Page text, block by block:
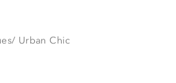
Urban Chic